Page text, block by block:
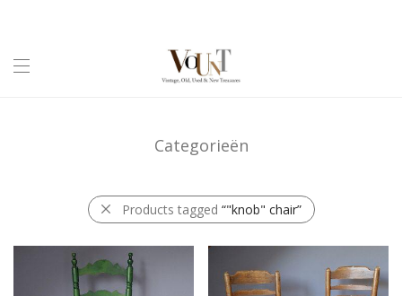
Categorieën
Products tagged “"knob" chair”